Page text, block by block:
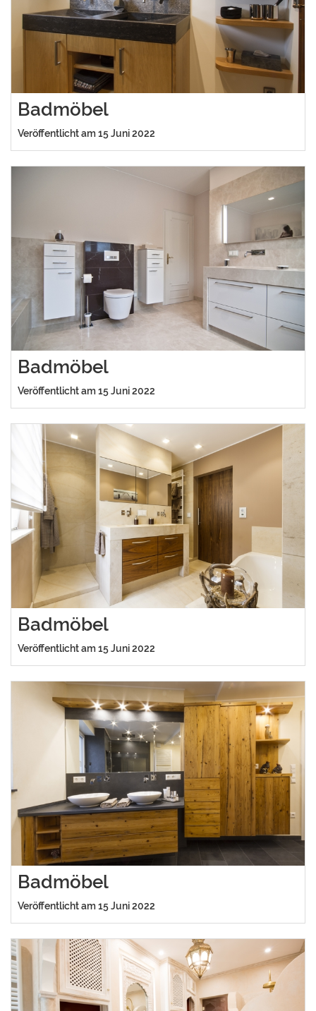
Badmöbel
Veröffentlicht am 15 Juni 2022
Badmöbel
Veröffentlicht am 15 Juni 2022
Badmöbel
Veröffentlicht am 15 Juni 2022
Badmöbel
Veröffentlicht am 15 Juni 2022